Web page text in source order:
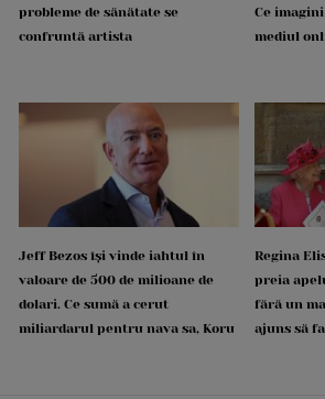
probleme de sănătate se
confruntă artista
Ce
mediul
Jeff Bezos își vinde iahtul în
valoare de 500 de milioane de
dolari. Ce sumă a cerut
miliardarul pentru nava sa, Koru
Regina
preia
fără un
ajuns să